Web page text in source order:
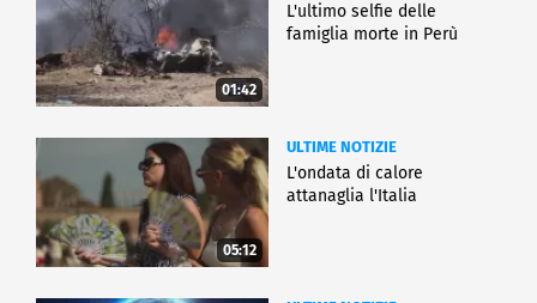
01:42
L'ultimo selfie delle
famiglia morte in Perù
05:12
ULTIME NOTIZIE
L'ondata di calore
attanaglia l'Italia